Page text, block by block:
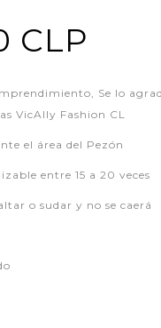
CLP
Se lo
VicAlly Fashion CL
el área del Pezón
entre 15 a 20 veces
o sudar y no se caerá